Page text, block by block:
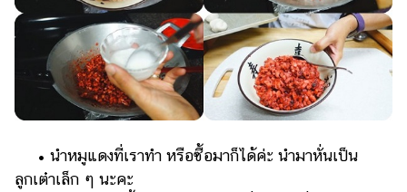
• นำหมูแดงที่เราทำ หรือซื้อมาก็ได้ค่ะ นำมาหั่นเป็น
ลูกเต๋าเล็ก ๆ นะคะ